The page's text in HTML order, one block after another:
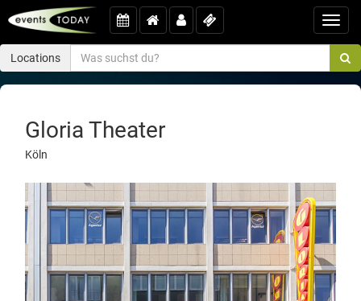
Locations
Gloria Theater
Köln